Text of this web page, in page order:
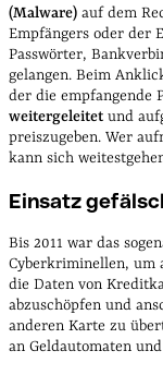
(Malware) auf dem
Empfängers oder der
Passwörter,
gelangen. Beim
der die empfangende
weitergeleitet und
preiszugeben. Wer
kann sich
Einsatz
Bis 2011 war das
Cyberkriminellen, um
die Daten von
abzuschöpfen und
anderen Karte zu
an Geldautomaten